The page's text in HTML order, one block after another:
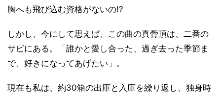
胸へも飛び込む資格がないの!?
しかし、今にして思えば、この曲の真骨頂は、二番の
サビにある。「誰かと愛し合った、過ぎ去った季節ま
で、好きになってあげたい」。
現在も私は、約30箱の出庫と入庫を繰り返し、独身時